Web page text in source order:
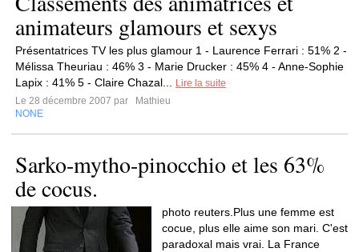
animateurs glamours et sexys
Présentatrices TV les plus glamour 1 - Laurence Ferrari : 51% 2 -
Mélissa Theuriau : 46% 3 - Marie Drucker : 45% 4 - Anne-Sophie
Lapix : 41% 5 - Claire Chazal...
Lire la suite
Le 28 décembre 2007 par
Mathieu
NONE
Sarko-mytho-pinocchio et les 63%
de cocus.
photo reuters.Plus une femme est
cocue, plus elle aime son mari. C'est
paradoxal mais vrai. La France